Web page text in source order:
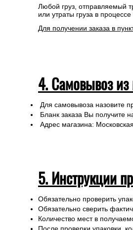
Любой груз, отправляемый
или утраты груза в процессе
Для получении заказа в
4. Самовывоз из
Для самовывоза назовите
Бланк заказа Вы получите
Адрес магазина:
5. Инструкции
Обязательно проверить
Обязательно сверить
Количество мест в